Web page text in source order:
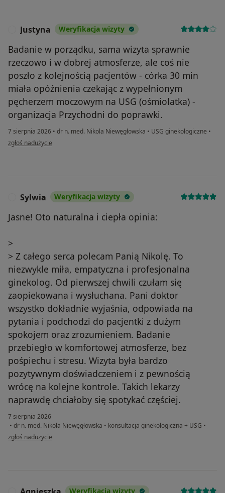
Justyna Weryfikacja wizyty
Badanie w porządku, sama wizyta sprawnie
rzeczowo i w dobrej atmosferze, ale coś nie
poszło z kolejnością pacjentów - córka 30 min
miała opóźnienia czekając z wypełnionym
pęcherzem moczowym na USG (ośmiolatka) -
organizacja Przychodni do poprawki.
7 sierpnia 2026 • dr n. med. Nikola Niewęgłowska • USG ginekologiczne •
w opinii użytkownika Justyna
zgłoś nadużycie
Sylwia Weryfikacja wizyty
Jasne! Oto naturalna i ciepła opinia:
>
> Z całego serca polecam Panią Nikolę. To
niezwykle miła, empatyczna i profesjonalna
ginekolog. Od pierwszej chwili czułam się
zaopiekowana i wysłuchana. Pani doktor
wszystko dokładnie wyjaśnia, odpowiada na
pytania i podchodzi do pacjentki z dużym
spokojem oraz zrozumieniem. Badanie
przebiegło w komfortowej atmosferze, bez
pośpiechu i stresu. Wizyta była bardzo
pozytywnym doświadczeniem i z pewnością
wrócę na kolejne kontrole. Takich lekarzy
naprawdę chciałoby się spotykać częściej.
7 sierpnia 2026
• dr n. med. Nikola Niewęgłowska • konsultacja ginekologiczna + USG •
w opinii użytkownika Sylwia
zgłoś nadużycie
Weryfikacja wizyty